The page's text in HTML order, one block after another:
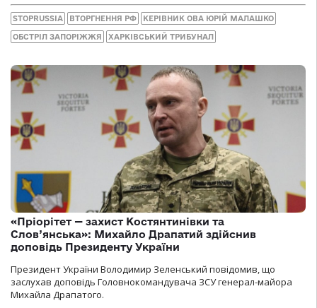
STOPRUSSIA ВТОРГНЕННЯ РФ КЕРІВНИК ОВА ЮРІЙ МАЛАШКО
ОБСТРІЛ ЗАПОРІЖЖЯ ХАРКІВСЬКИЙ ТРИБУНАЛ
«Пріорітет — захист Костянтинівки та
Слов’янська»: Михайло Драпатий здійснив
доповідь Президенту України
Президент України Володимир Зеленський повідомив, що
заслухав доповідь Головнокомандувача ЗСУ генерал-майора
Михайла Драпатого.